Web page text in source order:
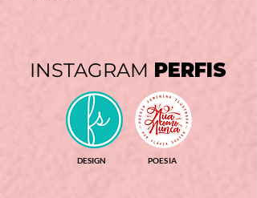
INSTAGRAM PERFIS
DESIGN POESIA